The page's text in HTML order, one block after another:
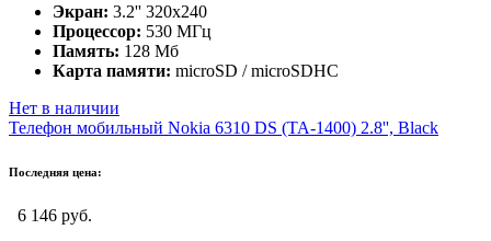
Экран: 3.2'' 320x240
Процессор: 530 МГц
Память: 128 Мб
Карта памяти: microSD / microSDHC
Нет в наличии
Телефон мобильный Nokia 6310 DS (TA-1400) 2.8'', Black
Последняя цена:
6 146 руб.